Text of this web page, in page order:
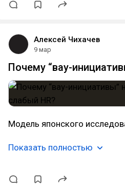
Алексей Чихачев
9 мар
Почему “вау-
Модель японского
Показать полностью